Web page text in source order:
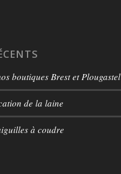
boutiques Brest et Plougastel
de la laine
à coudre